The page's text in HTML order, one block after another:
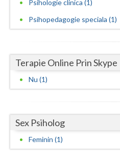
Olt
Salaj
Satu-Mare
Sibiu
Suceava
Psihologie clinica (1)
Psihopedagogie speciala (1)
Terapie Online Prin Skype
Nu (1)
Sex Psiholog
Feminin (1)